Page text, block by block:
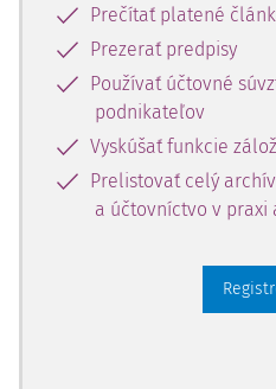
Prečítať platené
Prezerať predpisy
Používať účtovné
podnikateľov
Vyskúšať funkcie
Prelistovať celý
a účtovníctvo v praxi